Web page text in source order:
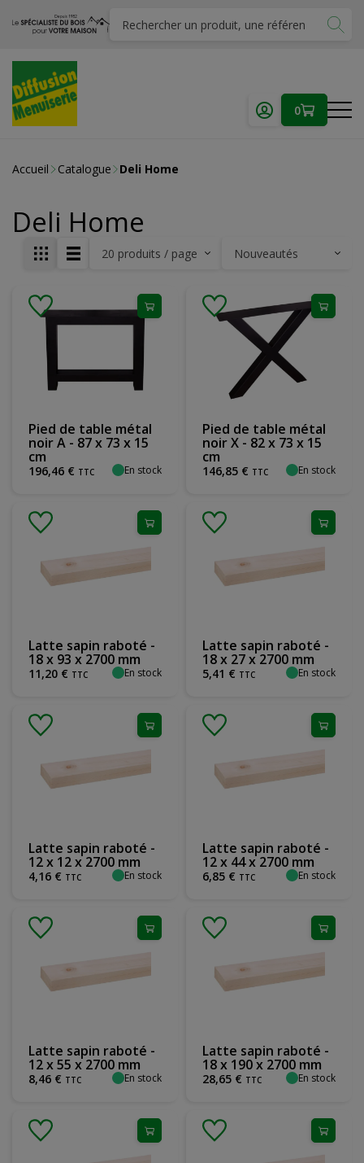
0
Accueil Catalogue Deli Home
Deli Home
Pied de table métal
noir A - 87 x 73 x 15
cm
196,46 € TTC En stock
Pied de table métal
noir X - 82 x 73 x 15
cm
146,85 € TTC En stock
Latte sapin raboté -
18 x 93 x 2700 mm
11,20 € TTC En stock
Latte sapin raboté -
18 x 27 x 2700 mm
5,41 € TTC En stock
Latte sapin raboté -
12 x 12 x 2700 mm
4,16 € TTC En stock
Latte sapin raboté -
12 x 44 x 2700 mm
6,85 € TTC En stock
Latte sapin raboté -
12 x 55 x 2700 mm
8,46 € TTC En stock
Latte sapin raboté -
18 x 190 x 2700 mm
28,65 € TTC En stock